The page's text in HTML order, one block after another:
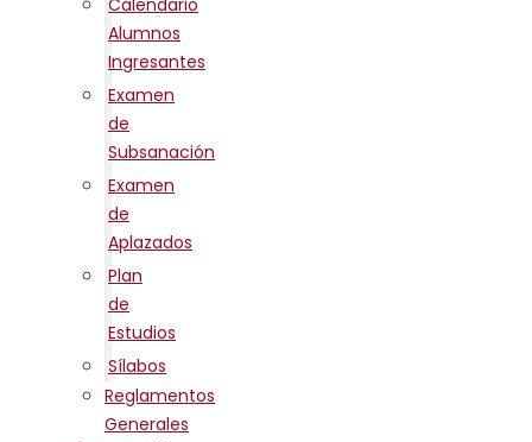
Alumnos
Ingresantes
Examen
de
Subsanación
Examen
de
Aplazados
Plan
de
Estudios
Sílabos
Reglamentos
Generales